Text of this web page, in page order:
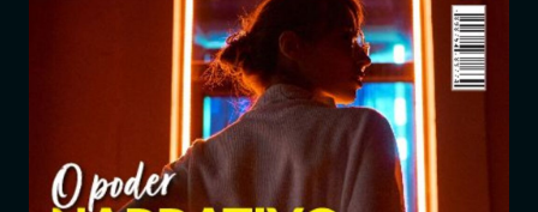
Jornais
Notícias